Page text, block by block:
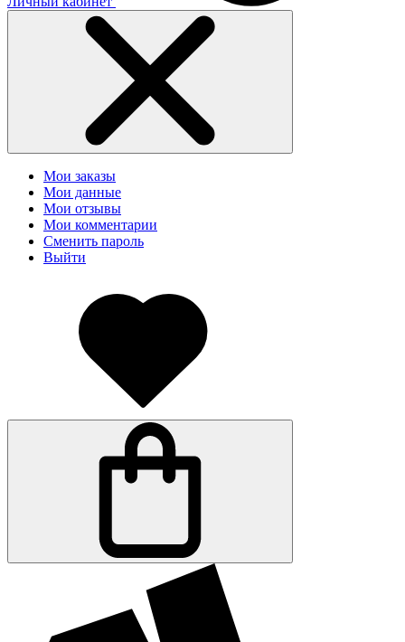
Мои заказы
Мои данные
Мои отзывы
Мои комментарии
Сменить пароль
Выйти